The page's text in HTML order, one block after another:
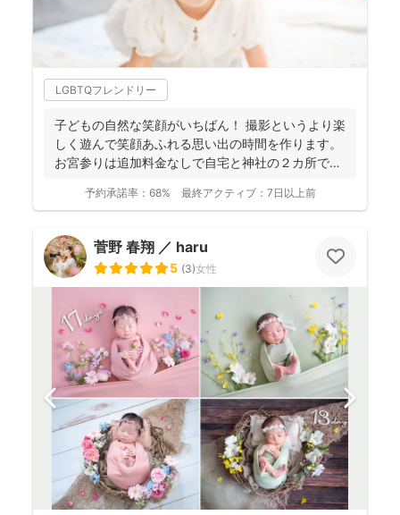
LGBTQフレンドリー
子どもの自然な笑顔がいちばん！ 撮影というより楽
しく遊んで笑顔あふれる思い出の時間を作ります。
お宮参りは追加料金なしで自宅と神社の２カ所で撮
予約承諾率： 68% 最終アクティブ： 7日以上前
菅野 春翔 ／ haru
5 (3)女性